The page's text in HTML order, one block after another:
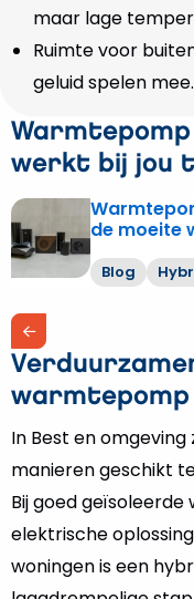
maar lage
Ruimte voor
geluid spelen mee.
werkt bij jou
de moeite
Blog
Lees
meer
over
Warmtepompen
in
je
appartement:
Is
de
moeite
waard?
warmtepomp
In Best en
manieren geschikt
Bij goed geïsoleerde
elektrische
woningen is een